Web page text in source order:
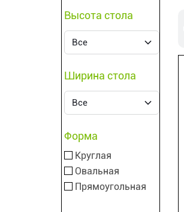
Высота стола
Ширина стола
Форма
Круглая
Овальная
Прямоугольная